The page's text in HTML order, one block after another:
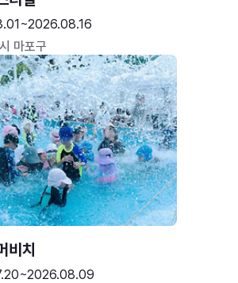
마포구
비치